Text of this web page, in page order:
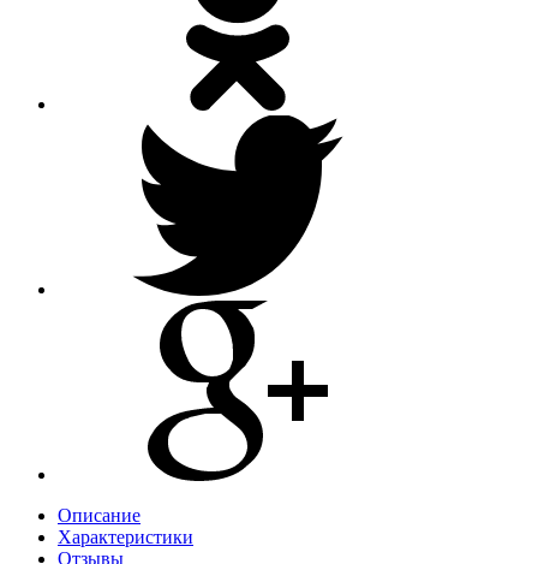
Описание
Характеристики
Отзывы